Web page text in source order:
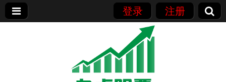
登录 注册